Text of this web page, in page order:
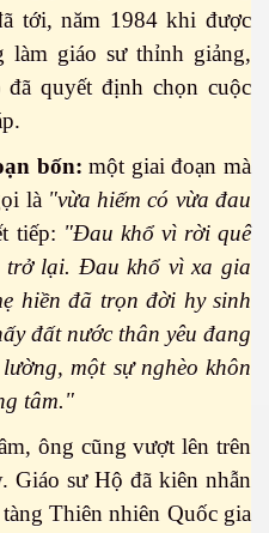
tới, năm 1984 khi được
làm giáo sư thỉnh giảng,
quyết định chọn cuộc
bốn: một giai đoạn mà
là "vừa hiếm có vừa đau
tiếp: "Đau khổ vì rời quê
trở lại. Đau khổ vì xa gia
hiền đã trọn đời hy sinh
đất nước thân yêu đang
một sự nghèo khôn
tâm."
ông cũng vượt lên trên
Giáo sư Hộ đã kiên nhẫn
Thiên nhiên Quốc gia